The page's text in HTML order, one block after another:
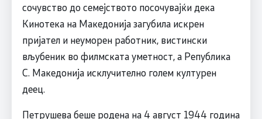
сочувство до семејството посочувајќи дека
Кинотека на Македонија загубила искрен
пријател и неуморен работник, вистински
вљубеник во филмската уметност, а Република
С. Македонија исклучително голем културен
деец.
Петрушева беше родена на 4 август 1944 година